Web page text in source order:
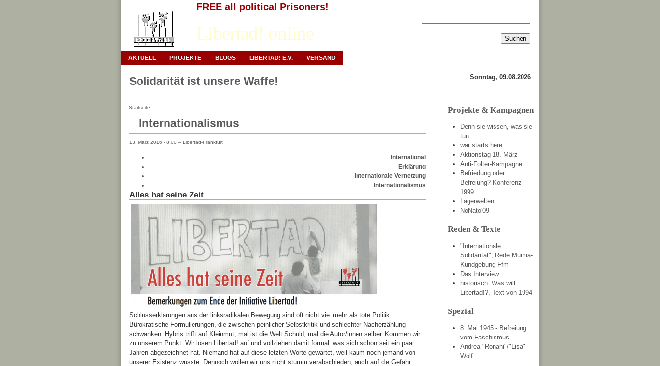
FREE all political Prisoners!
Libertad! online
AKTUELL PROJEKTE BLOGS LIBERTAD! E.V. VERSAND
Solidarität ist unsere Waffe! Sonntag, 09.08.2026
Startseite
Internationalismus
13. März 2016 - 8:00 – Libertad-Frankfurt
International
Erklärung
Internationale Vernetzung
Internationalismus
Alles hat seine Zeit
Schlusserklärungen aus der linksradikalen Bewegung sind oft nicht viel mehr als tote Politik.
Bürokratische Formulierungen, die zwischen peinlicher Selbstkritik und schlechter Nacherzählung
schwanken. Hybris trifft auf Kleinmut, mal ist die Welt Schuld, mal die Autor/innen selber. Kommen wir
zu unserem Punkt: Wir lösen Libertad! auf und vollziehen damit formal, was sich schon seit ein paar
Jahren abgezeichnet hat. Niemand hat auf diese letzten Worte gewartet, weil kaum noch jemand von
unserer Existenz wusste. Dennoch wollen wir uns nicht stumm verabschieden, auch auf die Gefahr
Projekte & Kampagnen
Denn sie wissen, was sie
tun
war starts here
Aktionstag 18. März
Anti-Folter-Kampagne
Befriedung oder
Befreiung? Konferenz
1999
Lagerwelten
NoNato'09
Reden & Texte
"Internationale
Solidarität", Rede Mumia-
Kundgebung Ffm
Das Interview
historisch: Was will
Libertad!?, Text von 1994
Spezial
8. Mai 1945 - Befreiung
vom Faschismus
Andrea "Ronahi"/"Lisa"
Wolf